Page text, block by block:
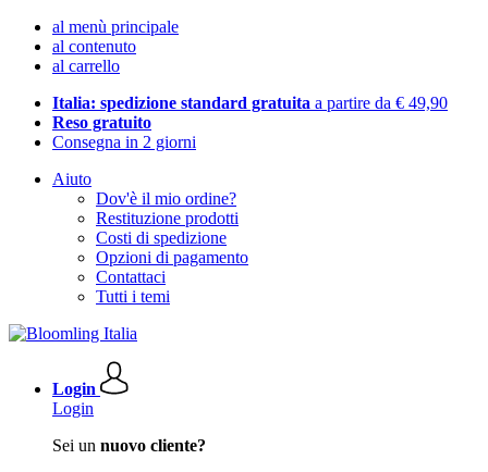
al menù principale
al contenuto
al carrello
Italia: spedizione standard gratuita a partire da € 49,90
Reso gratuito
Consegna in 2 giorni
Aiuto
Dov'è il mio ordine?
Restituzione prodotti
Costi di spedizione
Opzioni di pagamento
Contattaci
Tutti i temi
Login
Login
Sei un nuovo cliente?